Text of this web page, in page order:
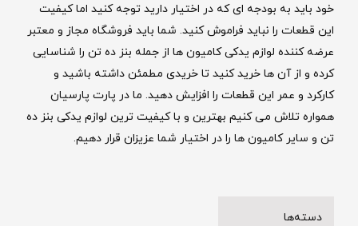
خود باید به بودجه ای که در اختیار دارید توجه کنید اما کیفیت
این قطعات را نباید فراموش کنید. شما باید فروشگاه مجاز و معتبر
عرضه کننده لوازم یدکی کامیون ها از جمله بنز ده تن را شناسایی
کرده و از آن ها خرید کنید تا خریدی مطمئن داشته باشید و
کارکرد و عمر این قطعات را افزایش دهید. ما در پارت پارسیان
همواره تلاش می کنیم بهترین و با کیفیت ترین لوازم یدکی بنز ده
تن و سایر کامیون ها را در اختیار شما عزیزان قرار دهیم.
دسته‌ها